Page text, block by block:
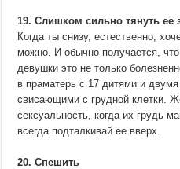
19. Слишком сильно тянуть ее
Когда ты снизу, естественно,
можно. И обычно получается,
девушки это не только
в праматерь с 17 дитями и
свисающими с грудной клетки.
сексуальность, когда их грудь
всегда подталкивай ее вверх.
20. Спешить